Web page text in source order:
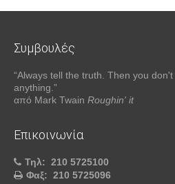
Συμβουλές
“Always tell the truth. Then you
anything.”
από Mark Twain Roughin' it
Επικοινωνία
Τηλ: 210 5725100
Φαξ: 210 5725096